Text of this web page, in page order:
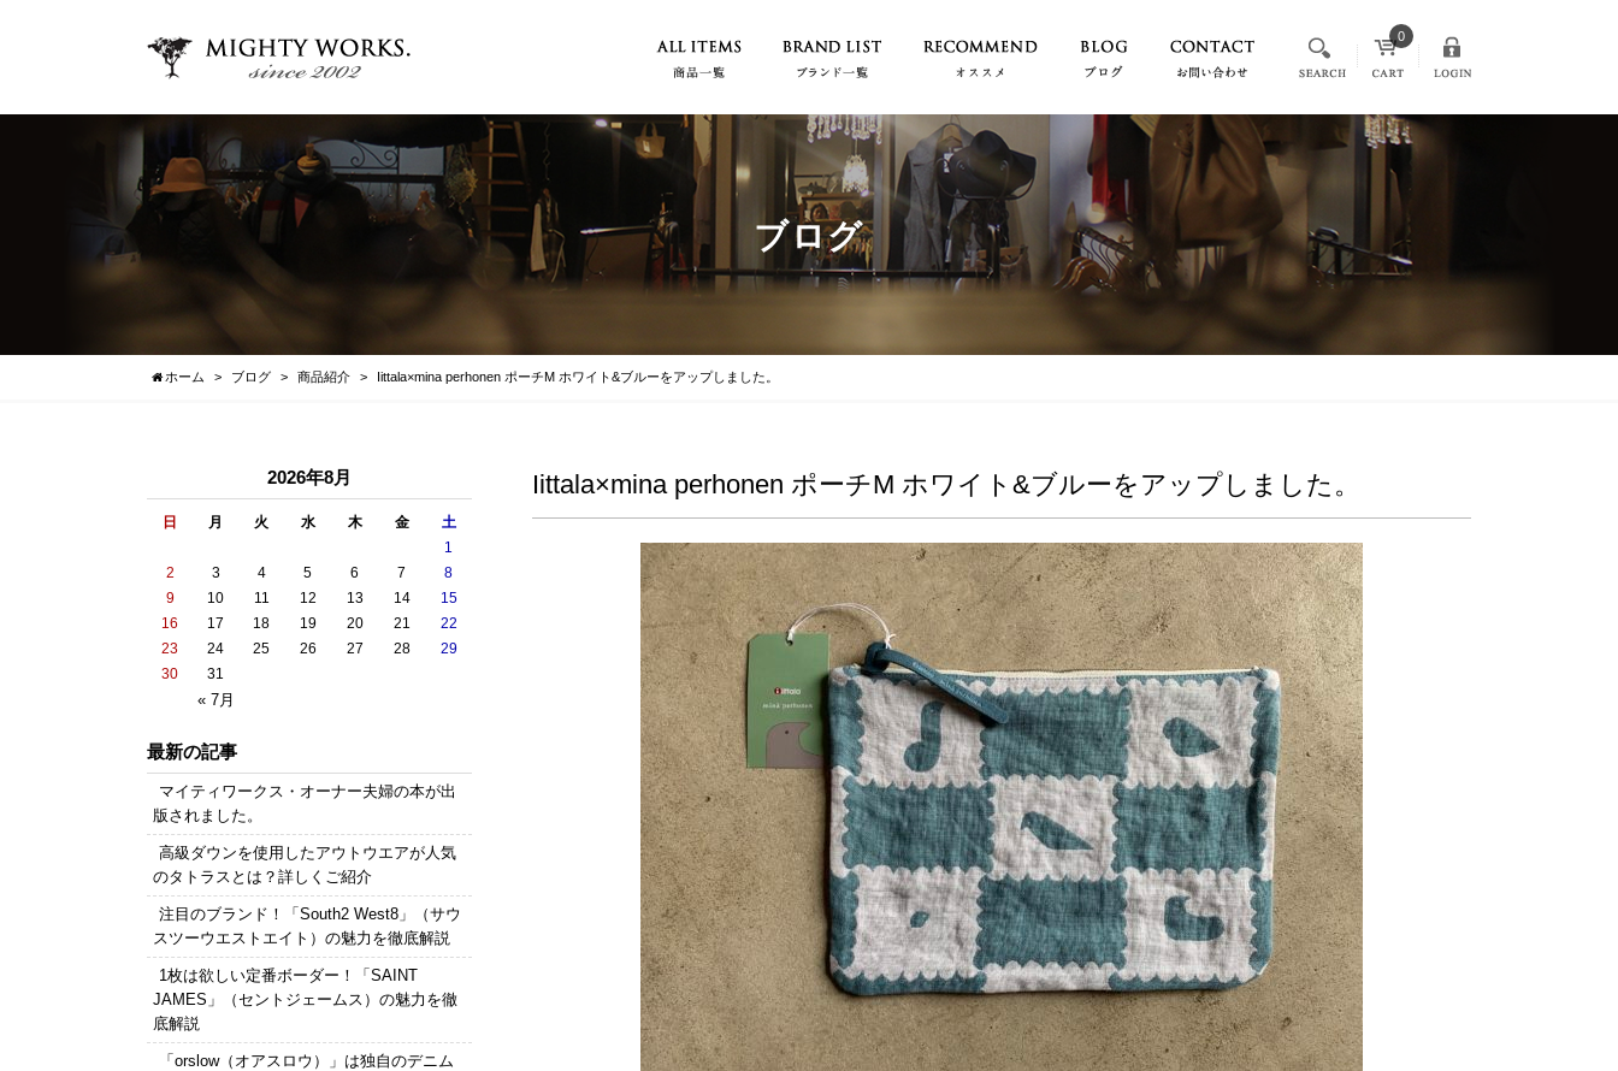
0
ブログ
ホーム ブログ 商品紹介 Iittala×mina perhonen ポーチM ホワイト&ブルーをアップしました。
Iittala×mina perhonen ポーチM ホワイト&ブルーをアップしました。
2026年8月
日 月 火 水 木 金 土
« 7月
1
2
3 4 5 6 7
8
9
10 11 12 13 14
15
16
17 18 19 20 21
22
23
24 25 26 27 28
29
30
31
最新の記事
マイティワークス・オーナー夫婦の本が出
版されました。
高級ダウンを使用したアウトウエアが人気
のタトラスとは？詳しくご紹介
注目のブランド！「South2 West8」（サウ
スツーウエストエイト）の魅力を徹底解説
1枚は欲しい定番ボーダー！「SAINT
JAMES」（セントジェームス）の魅力を徹
底解説
「orslow（オアスロウ）」は独自のデニム